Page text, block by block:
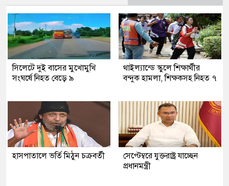
সিলেটে দুই বাসের মুখোমুখি
সংঘর্ষে নিহত বেড়ে ৯
থাইল্যান্ডে স্কুলে শিক্ষার্থীর
বন্দুক হামলা, শিক্ষকসহ নিহত ৭
হাসপাতালে ভর্তি মিঠুন চক্রবর্তী
সেপ্টেম্বরে যুক্তরাষ্ট্র যাচ্ছেন
প্রধানমন্ত্রী